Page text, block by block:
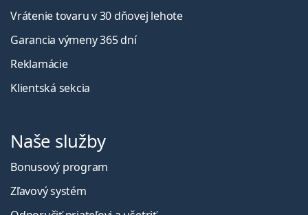
Vrátenie tovaru v 30 dňovej lehote
Garancia výmeny 365 dní
Reklamácie
Klientská sekcia
Naše služby
Bonusový program
Zľavový systém